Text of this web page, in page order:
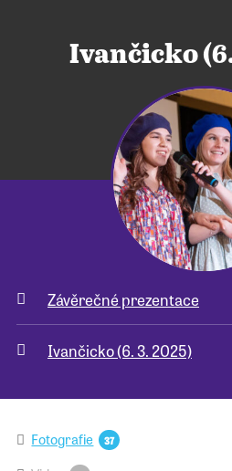
Ivančicko
Závěrečné prezentace
Ivančicko (6. 3. 2025)
Fotografie 37